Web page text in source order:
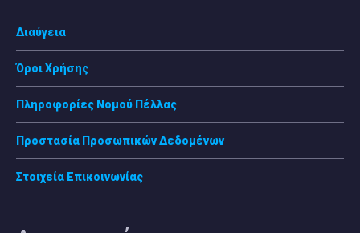
Διαύγεια
Όροι Χρήσης
Πληροφορίες Νομού Πέλλας
Προστασία Προσωπικών Δεδομένων
Στοιχεία Επικοινωνίας